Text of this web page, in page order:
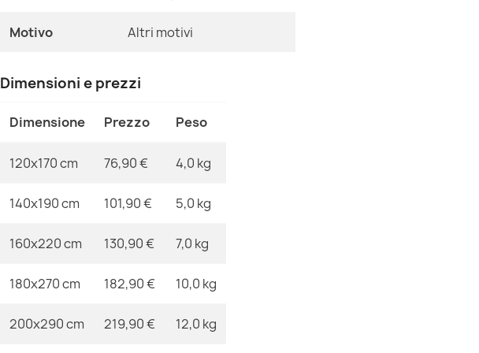
Motivo Altri motivi
Dimensioni e prezzi
Dimensione Prezzo Peso
120x170 cm 76,90 € 4,0 kg
140x190 cm 101,90 € 5,0 kg
160x220 cm 130,90 € 7,0 kg
180x270 cm 182,90 € 10,0 kg
200x290 cm 219,90 € 12,0 kg